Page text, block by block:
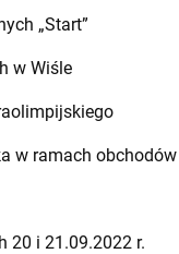
„Start”
w Wiśle
w ramach
20 i 21.09.2022 r.